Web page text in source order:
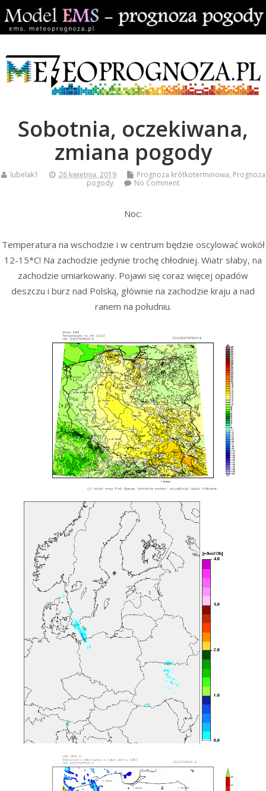
Sobotnia, oczekiwana,
zmiana pogody
lubelak1 26 kwietnia, 2019 Prognoza krótkoterminowa, Prognoza
pogody
No Comment
Noc:
Temperatura na wschodzie i w centrum będzie oscylować wokół
12-15*C! Na zachodzie jedynie trochę chłodniej. Wiatr słaby, na
zachodzie umiarkowany. Pojawi się coraz więcej opadów
deszczu i burz nad Polską, głównie na zachodzie kraju a nad
ranem na południu.